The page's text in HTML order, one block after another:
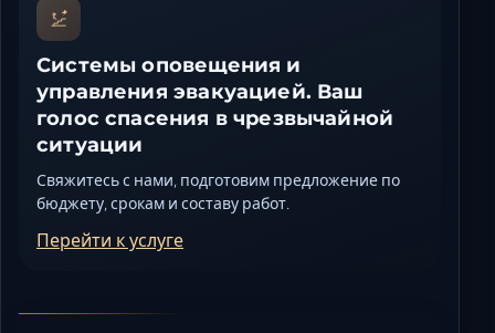
Системы оповещения и
управления эвакуацией. Ваш
голос спасения в чрезвычайной
ситуации
Свяжитесь с нами, подготовим предложение по
бюджету, срокам и составу работ.
Перейти к услуге